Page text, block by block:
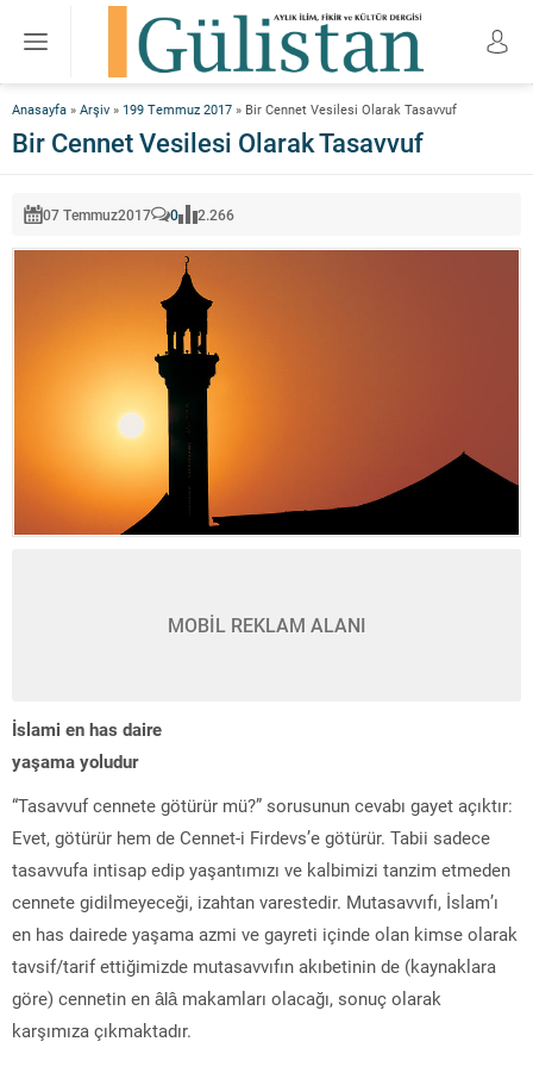
Anasayfa » Arşiv » 199 Temmuz 2017 » Bir Cennet Vesilesi Olarak Tasavvuf
Bir Cennet Vesilesi Olarak Tasavvuf
07 Temmuz2017 0 2.266
MOBİL REKLAM ALANI
İslami en has daire
yaşama yoludur
“Tasavvuf cennete götürür mü?” sorusunun cevabı gayet açıktır:
Evet, götürür hem de Cennet-i Firdevs’e götürür. Tabii sadece
tasavvufa intisap edip yaşantımızı ve kalbimizi tanzim etmeden
cennete gidilmeyeceği, izahtan varestedir. Mutasavvıfı, İslam’ı
en has dairede yaşama azmi ve gayreti içinde olan kimse olarak
tavsif/tarif ettiğimizde mutasavvıfın akıbetinin de (kaynaklara
göre) cennetin en âlâ makamları olacağı, sonuç olarak
karşımıza çıkmaktadır.